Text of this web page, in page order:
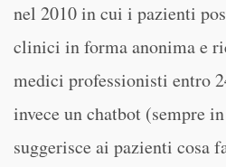
nel 2010 in cui i pazienti
clinici in forma anonima e
medici professionisti entro
invece un chatbot (sempre
suggerisce ai pazienti cosa